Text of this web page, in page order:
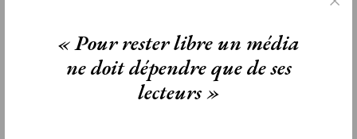
Aucun commentaire
objets maçonniques
« Pour rester libre un média
ne doit dépendre que de ses
lecteurs »